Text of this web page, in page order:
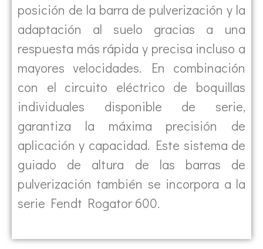
posición de la barra de pulverización y la
adaptación al suelo gracias a una
respuesta más rápida y precisa incluso a
mayores velocidades. En combinación
con el circuito eléctrico de boquillas
individuales disponible de serie,
garantiza la máxima precisión de
aplicación y capacidad. Este sistema de
guiado de altura de las barras de
pulverización también se incorpora a la
serie Fendt Rogator 600.